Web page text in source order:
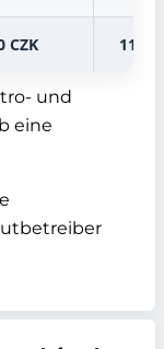
CZK 110
und
eine